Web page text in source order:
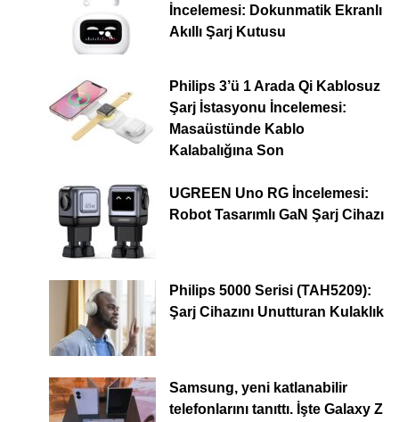
İncelemesi: Dokunmatik Ekranlı
Akıllı Şarj Kutusu
Philips 3’ü 1 Arada Qi Kablosuz
Şarj İstasyonu İncelemesi:
Masaüstünde Kablo
Kalabalığına Son
UGREEN Uno RG İncelemesi:
Robot Tasarımlı GaN Şarj Cihazı
Philips 5000 Serisi (TAH5209):
Şarj Cihazını Unutturan Kulaklık
Samsung, yeni katlanabilir
telefonlarını tanıttı. İşte Galaxy Z